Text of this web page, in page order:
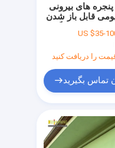
پنجره های بیرونی
قابل باز شدن
US $35-
را دریافت کنید
تماس بگیرید